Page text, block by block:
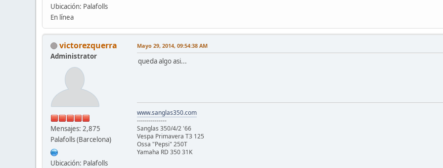
Ubicación: Palafolls
En línea
victorezquerra
Administrator
Mensajes: 2,875
Palafolls (Barcelona)
Ubicación: Palafolls
Mayo 29, 2014, 09:54:38 AM
queda algo asi...
www.sanglas350.com
---------------
Sanglas 350/4/2 '66
Vespa Primavera T3 125
Ossa "Pepsi" 250T
Yamaha RD 350 31K